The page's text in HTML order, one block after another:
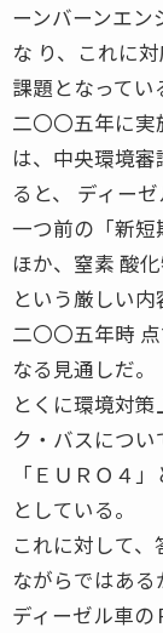
ーンバーンエ
な り、これに
課題となってい
二〇〇五年に
は、中央環境
ると、 ディー
一つ前の「新短
ほか、窒素 酸
という厳しい内
二〇〇五年時
なる見通しだ。
とくに環境対
ク・バスにつ
「ＥＵＲＯ４
としている。
これに対して
ながらではある
ディーゼル車